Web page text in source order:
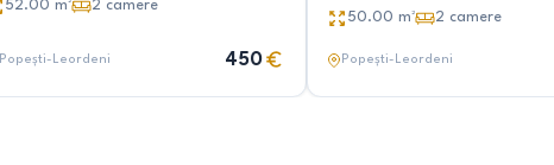
52.00 m² 2 camere
Popești-Leordeni 450
50.00 m² 2 camere
Popești-Leordeni